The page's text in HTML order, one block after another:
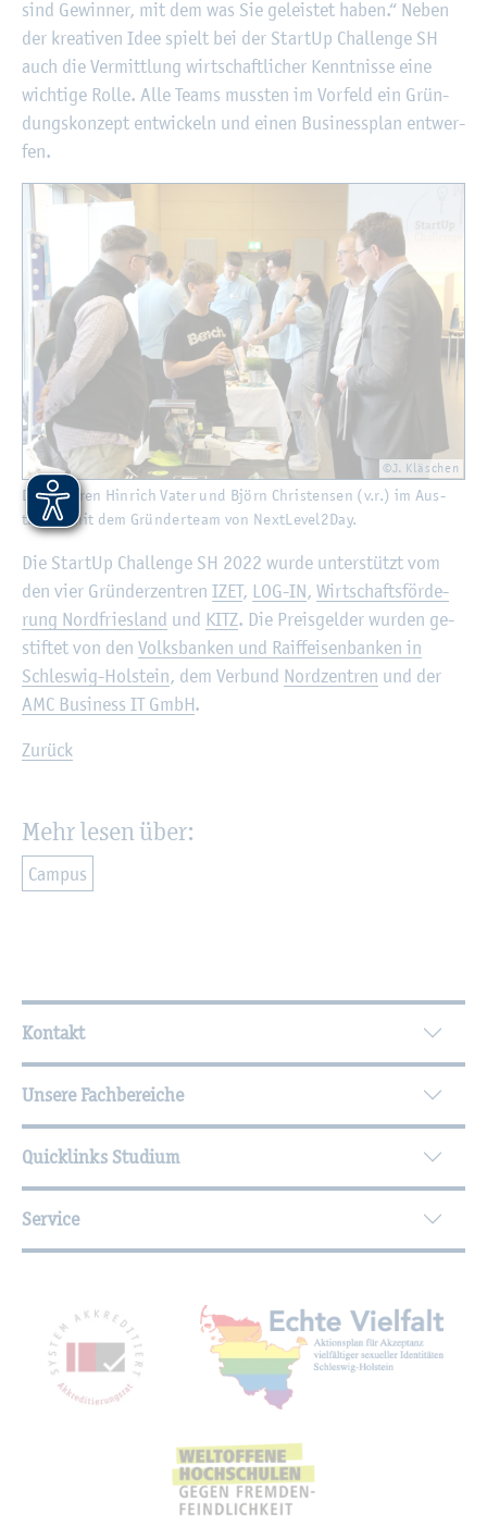
sind Ge­win­ner, mit dem was Sie ge­leis­tet haben.“ Neben
der krea­ti­ven Idee spielt bei der Start­Up Chal­len­ge SH
auch die Ver­mitt­lung wirt­schaft­li­cher Kennt­nis­se eine
wich­ti­ge Rolle. Alle Teams muss­ten im Vor­feld ein Grün­
dungs­kon­zept ent­wi­ckeln und einen Busi­ness­plan ent­wer­
fen.
©J. Kläschen
Die Ju­ro­ren Hin­rich Vater und Björn Chris­ten­sen (v.r.) im Aus­
tausch mit dem Grün­der­team von Next­Le­vel2­Day.
Die Start­Up Chal­len­ge SH 2022 wurde un­ter­stützt vom
den vier Grün­der­zen­tren IZET, LOG-IN, Wirt­schafts­för­de­
rung Nord­fries­land und KITZ. Die Preis­gel­der wur­den ge­
stif­tet von den Volks­ban­ken und Raiff­ei­sen­ban­ken in
Schles­wig-Hol­stein, dem Ver­bund Nord­zen­tren und der
AMC Busi­ness IT GmbH.
Zu­rück
Mehr lesen über:
Cam­pus
Wei­ter­füh­ren­de In­for­ma­tio­nen
Kontakt
Unsere Fachbereiche
Quicklinks Studium
Service
Mit­glied­schaf­ten,